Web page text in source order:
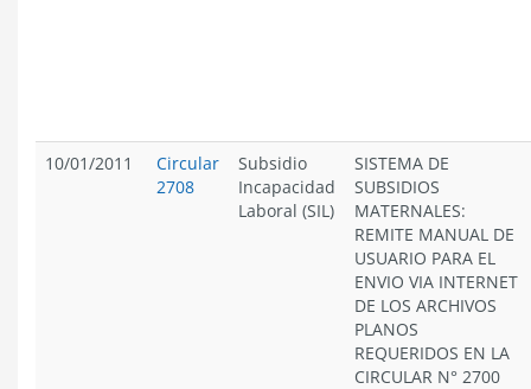
10/01/2011
Circular
2708
Subsidio
Incapacidad
Laboral (SIL)
SISTEMA DE
SUBSIDIOS
MATERNALES:
REMITE MANUAL DE
USUARIO PARA EL
ENVIO VIA INTERNET
DE LOS ARCHIVOS
PLANOS
REQUERIDOS EN LA
CIRCULAR N° 2700